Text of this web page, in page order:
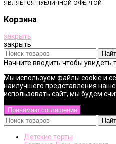
ЯВЛЯЕТСЯ ПУБЛИЧНОЙ ОФЕРТОЙ
Корзина
закрыть
закрыть
Начните вводить чтобы увидеть
Мы используем файлы cookie и
наилучшего представления
использовать сайт, мы будем
Принимаю соглашение
Детские торты